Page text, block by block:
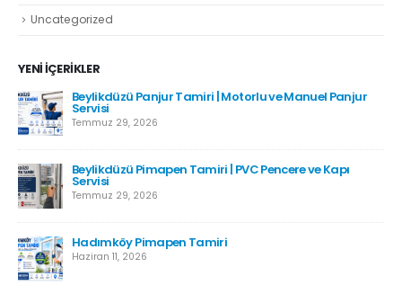
Uncategorized
YENI İÇERIKLER
Beylikdüzü Panjur Tamiri | Motorlu ve Manuel Panjur
Servisi
Temmuz 29, 2026
Beylikdüzü Pimapen Tamiri | PVC Pencere ve Kapı
Servisi
Temmuz 29, 2026
Hadımköy Pimapen Tamiri
Haziran 11, 2026